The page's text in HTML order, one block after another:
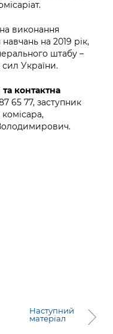
виконання
на 2019 рік,
штабу –
України.
контактна
65 77, заступник
Наступний
матеріал